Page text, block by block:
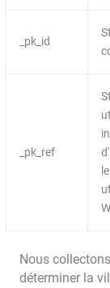
_pk_id
_pk_ref
Nous
déterminer la